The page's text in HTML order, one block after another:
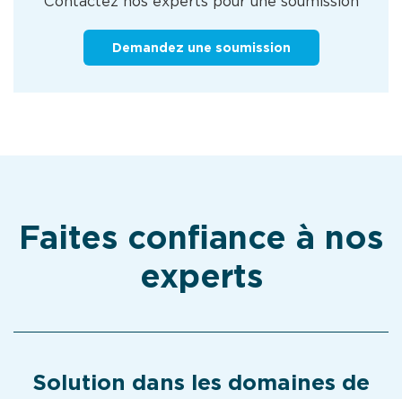
Demandez une soumission
Faites confiance à nos
experts
Solution dans les domaines de